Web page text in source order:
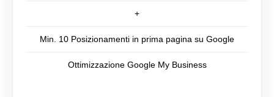
+
Min. 10 Posizionamenti in prima pagina su Google
Ottimizzazione Google My Business